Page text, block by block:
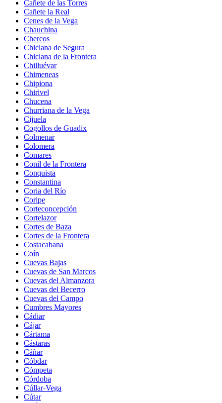
Cañete de las Torres
Cañete la Real
Cenes de la Vega
Chauchina
Chercos
Chiclana de Segura
Chiclana de la Frontera
Chilluévar
Chimeneas
Chipiona
Chirivel
Chucena
Churriana de la Vega
Cijuela
Cogollos de Guadix
Colmenar
Colomera
Comares
Conil de la Frontera
Conquista
Constantina
Coria del Río
Coripe
Corteconcepción
Cortelazor
Cortes de Baza
Cortes de la Frontera
Costacabana
Coín
Cuevas Bajas
Cuevas de San Marcos
Cuevas del Almanzora
Cuevas del Becerro
Cuevas del Campo
Cumbres Mayores
Cádiar
Cájar
Cártama
Cástaras
Cáñar
Cóbdar
Cómpeta
Córdoba
Cúllar-Vega
Cútar